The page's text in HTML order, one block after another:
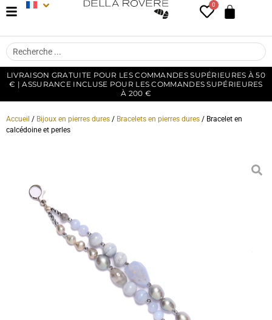
0
LIVRAISON GRATUITE POUR LES COMMANDES SUPÉRIEURES À 50
€ | ASSURANCE INCLUSE POUR LES COMMANDES SUPÉRIEURES
À 200 €
Accueil / Bijoux en pierres dures / Bracelets en pierres dures / Bracelet en
calcédoine et perles